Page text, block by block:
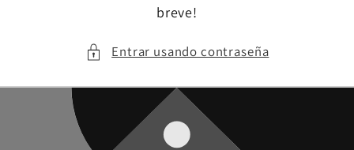
breve!
Entrar usando contraseña